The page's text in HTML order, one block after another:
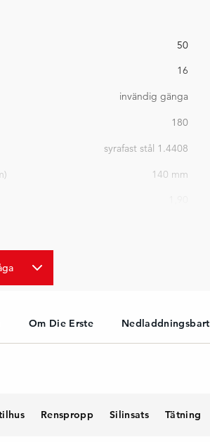
50
16
invändig gänga
180
syrafast stål 1.4408
140 mm
Om Die Erste Nedladdningsbart
Renspropp Silinsats Tätning